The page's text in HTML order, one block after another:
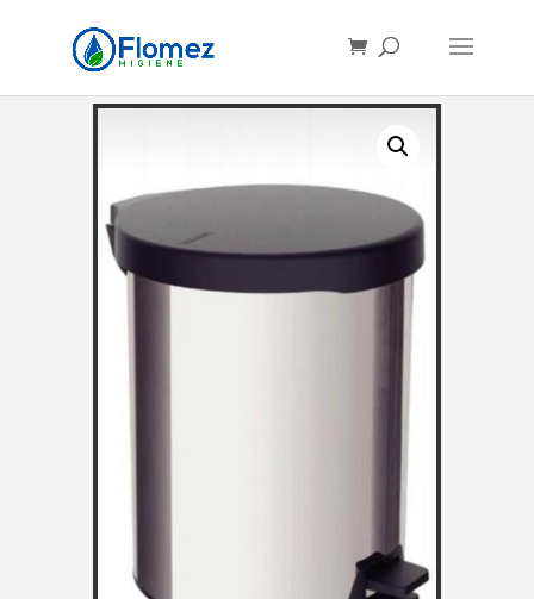
productos